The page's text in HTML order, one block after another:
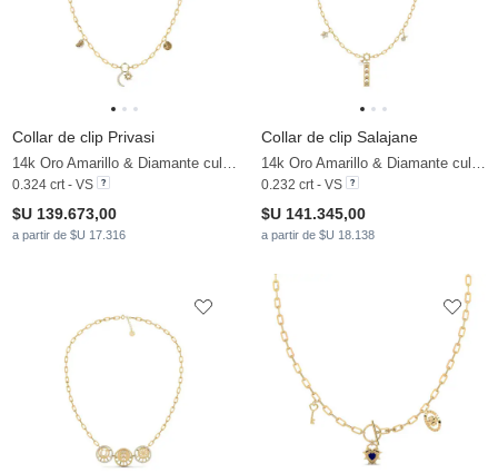
Collar de clip Privasi
14k Oro Amarillo & Diamante cultivado en laboratorio
0.324 crt - VS
$U 139.673,00
a partir de $U 17.316
Collar de clip Salajane
14k Oro Amarillo & Diamante cultivado en laboratorio & Perla blanca
0.232 crt - VS
$U 141.345,00
a partir de $U 18.138